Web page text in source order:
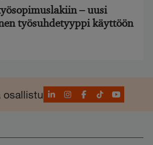
– uusi
työsuhdetyyppi käyttöön
osallistuLinkedInInstagram
Facebook
TikTokYouTube